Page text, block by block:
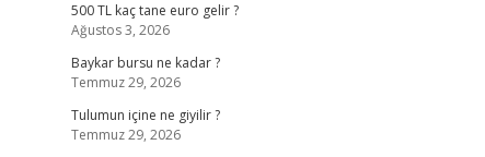
500 TL kaç tane euro gelir ?
Ağustos 3, 2026
Baykar bursu ne kadar ?
Temmuz 29, 2026
Tulumun içine ne giyilir ?
Temmuz 29, 2026